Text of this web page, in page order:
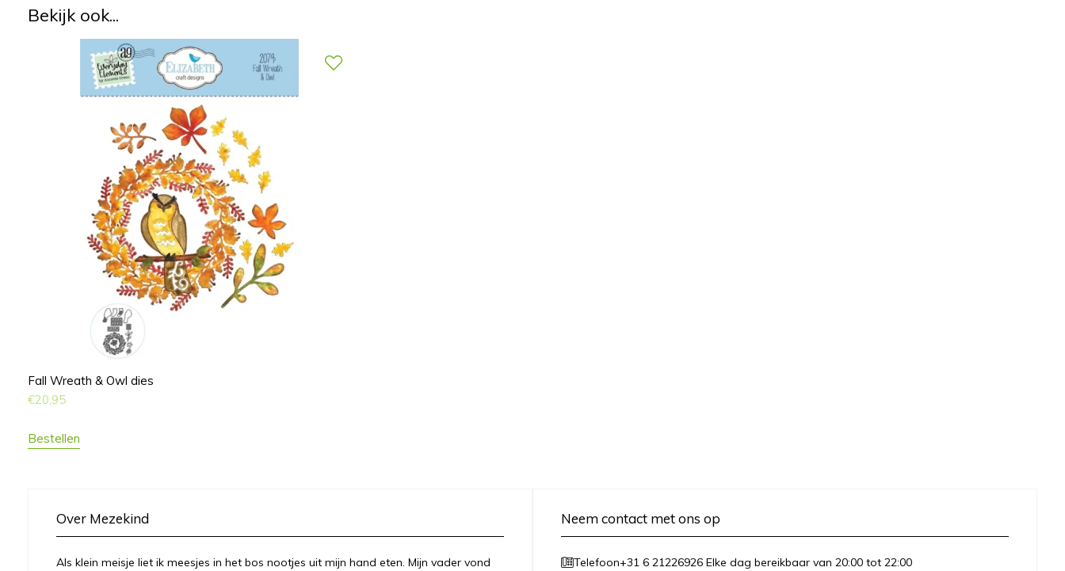
Bekijk ook...
Fall Wreath & Owl dies
€20,95
Bestellen
Over Mezekind
Als klein meisje liet ik meesjes in het bos nootjes uit mijn hand eten. Mijn vader vond
Neem contact met ons op
Telefoon+31 6 21226926 Elke dag bereikbaar van 20:00 tot 22:00